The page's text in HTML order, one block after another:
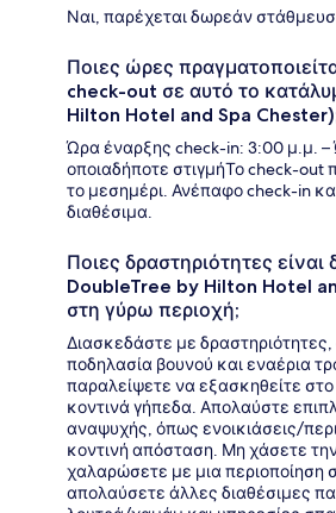
Ναι, παρέχεται δωρεάν
Ποιες ώρες
check-out σε αυτό το
Hilton Hotel and Spa
Ώρα έναρξης check-in: 3:00 μ.μ. –
οποιαδήποτε στιγμήΤο check-out
το μεσημέρι. Ανέπαφο check-in
διαθέσιμα.
Ποιες δραστηριότητες είναι
DoubleTree by Hilton Hotel
στη γύρω περιοχή;
Διασκεδάστε με
ποδηλασία βουνού και εναέρια
παραλείψετε να εξασκηθείτε
κοντινά γήπεδα. Απολαύστε
αναψυχής, όπως ενοικιάσεις/
κοντινή απόσταση. Μη χάσετε
χαλαρώσετε με μια περιοποίηση
απολαύσετε άλλες διαθέσιμες